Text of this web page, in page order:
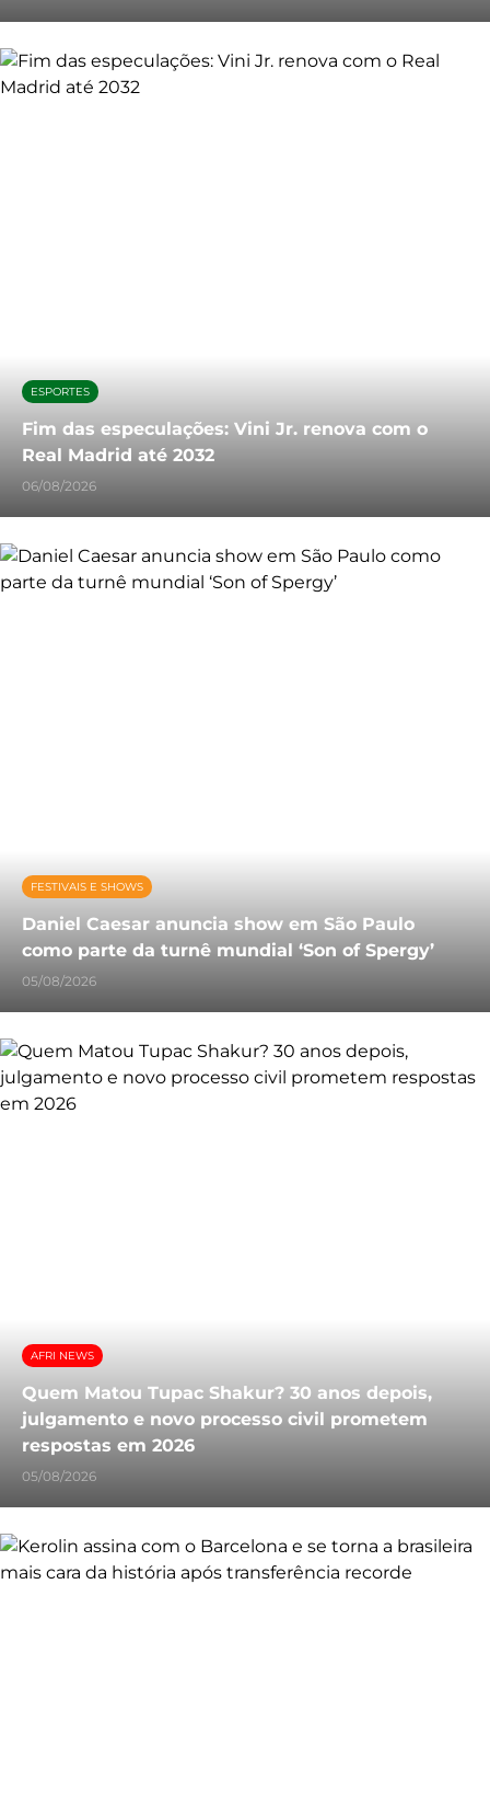
ESPORTES
Fim das especulações: Vini Jr. renova com o
Real Madrid até 2032
06/08/2026
FESTIVAIS E SHOWS
Daniel Caesar anuncia show em São Paulo
como parte da turnê mundial ‘Son of Spergy’
05/08/2026
AFRI NEWS
Quem Matou Tupac Shakur? 30 anos depois,
julgamento e novo processo civil prometem
respostas em 2026
05/08/2026